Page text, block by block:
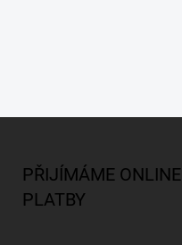
PŘIJÍMÁME ONLINE
PLATBY